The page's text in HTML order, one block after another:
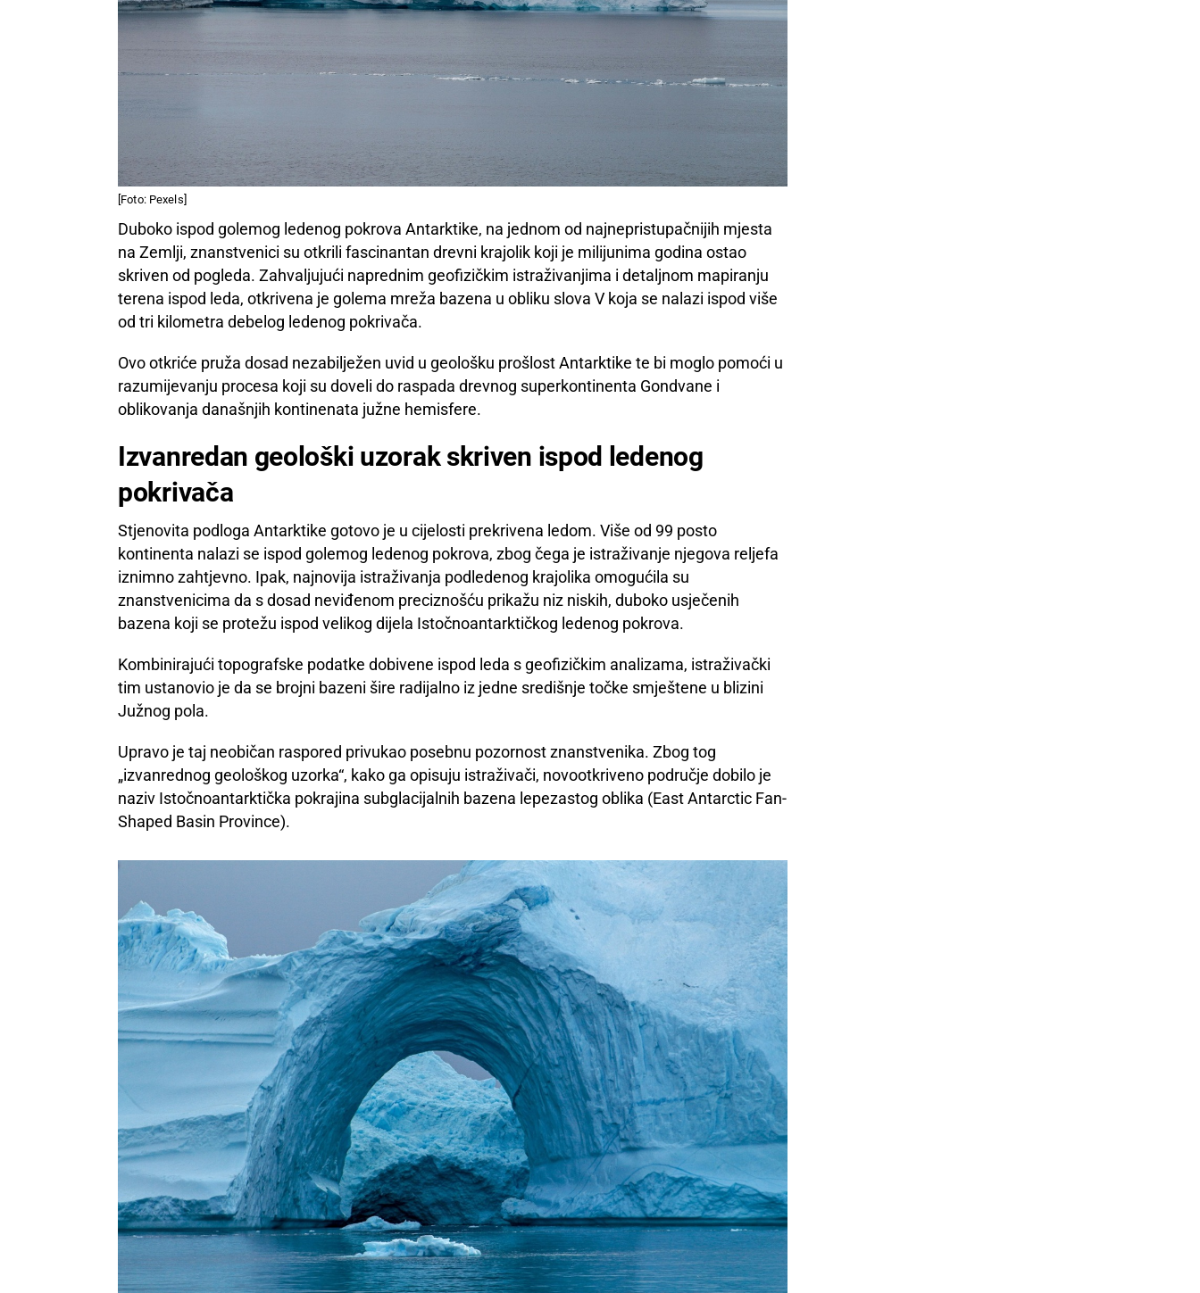
[Foto: Pexels]
Duboko ispod golemog ledenog pokrova Antarktike, na jednom od najnepristupačnijih mjesta
na Zemlji, znanstvenici su otkrili fascinantan drevni krajolik koji je milijunima godina ostao
skriven od pogleda. Zahvaljujući naprednim geofizičkim istraživanjima i detaljnom mapiranju
terena ispod leda, otkrivena je golema mreža bazena u obliku slova V koja se nalazi ispod više
od tri kilometra debelog ledenog pokrivača.
Ovo otkriće pruža dosad nezabilježen uvid u geološku prošlost Antarktike te bi moglo pomoći u
razumijevanju procesa koji su doveli do raspada drevnog superkontinenta Gondvane i
oblikovanja današnjih kontinenata južne hemisfere.
Izvanredan geološki uzorak skriven ispod ledenog
pokrivača
Stjenovita podloga Antarktike gotovo je u cijelosti prekrivena ledom. Više od 99 posto
kontinenta nalazi se ispod golemog ledenog pokrova, zbog čega je istraživanje njegova reljefa
iznimno zahtjevno. Ipak, najnovija istraživanja podledenog krajolika omogućila su
znanstvenicima da s dosad neviđenom preciznošću prikažu niz niskih, duboko usječenih
bazena koji se protežu ispod velikog dijela Istočnoantarktičkog ledenog pokrova.
Kombinirajući topografske podatke dobivene ispod leda s geofizičkim analizama, istraživački
tim ustanovio je da se brojni bazeni šire radijalno iz jedne središnje točke smještene u blizini
Južnog pola.
Upravo je taj neobičan raspored privukao posebnu pozornost znanstvenika. Zbog tog
„izvanrednog geološkog uzorka“, kako ga opisuju istraživači, novootkriveno područje dobilo je
naziv Istočnoantarktička pokrajina subglacijalnih bazena lepezastog oblika (East Antarctic Fan-
Shaped Basin Province).